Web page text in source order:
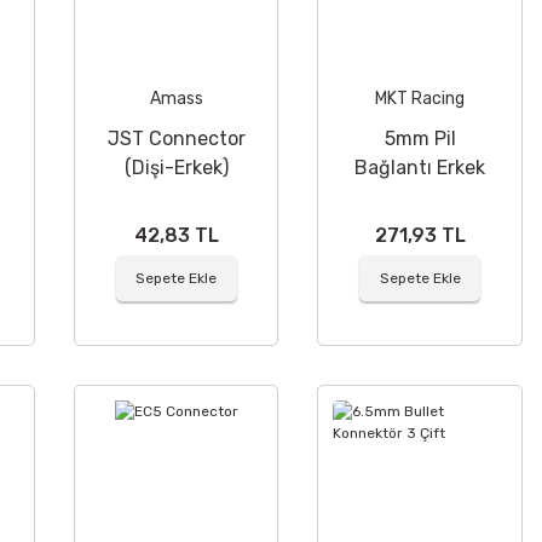
Amass
JST Connector
(Dişi-Erkek)
42,83 TL
Sepete Ekle
MKT Racing
5mm Pil
Bağlantı Erkek
271,93 TL
Sepete Ekle